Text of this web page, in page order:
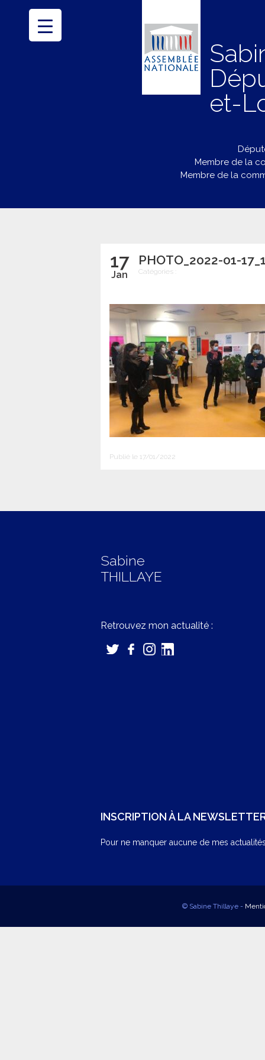
et-
Membre de la
Membre de la
17
Jan
PHOTO_2022-01-
Catégories :
Publié le 17/01/2022
Sabine
THILLAYE
Retrouvez mon actualité :
INSCRIPTION À LA
Pour ne manquer aucune de mes
© Sabine Thillaye -